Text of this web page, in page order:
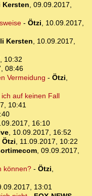
Kersten, 09.09.2017,
- Ötzi, 10.09.2017,
Kersten, 10.09.2017,
10:32
08:46
Vermeidung - Ötzi,
auf keinen Fall
10:41
16:10
, 10.09.2017, 16:52
Ötzi, 11.09.2017, 10:22
, 09.09.2017,
können?- Ötzi,
13:01